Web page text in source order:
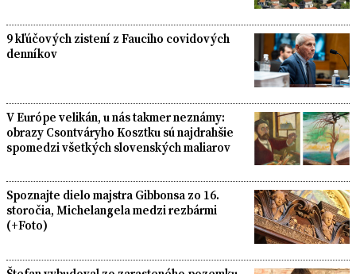
9 kľúčových zistení z Fauciho covidových
denníkov
V Európe velikán, u nás takmer neznámy:
obrazy Csontváryho Kosztku sú najdrahšie
spomedzi všetkých slovenských maliarov
Spoznajte dielo majstra Gibbonsa zo 16.
storočia, Michelangela medzi rezbármi
(+Foto)